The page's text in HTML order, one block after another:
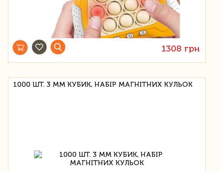
1308 грн
1000 ШТ. 3 ММ КУБИК, НАБІР МАГНІТНИХ КУЛЬОК